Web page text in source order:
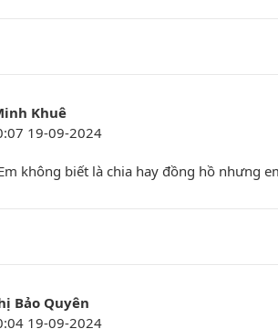
Khuê
19-09-2024
không biết là chia hay đồng hồ nhưng
Bảo Quyên
19-09-2024